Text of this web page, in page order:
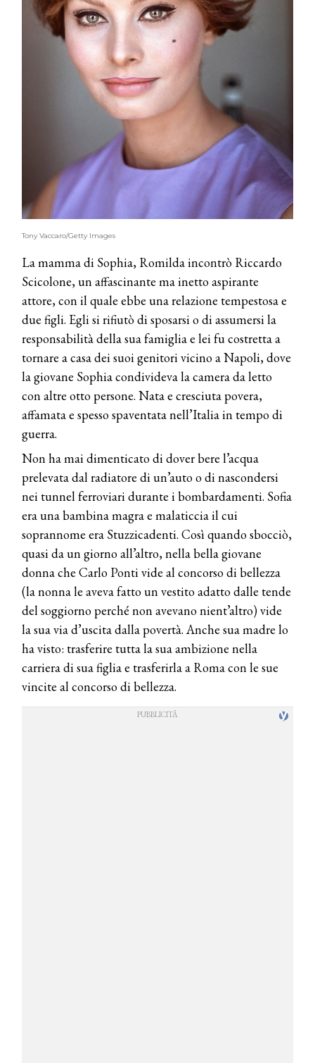
Tony Vaccaro/Getty Images
La mamma di Sophia, Romilda incontrò Riccardo
Scicolone, un affascinante ma inetto aspirante
attore, con il quale ebbe una relazione tempestosa e
due figli. Egli si rifiutò di sposarsi o di assumersi la
responsabilità della sua famiglia e lei fu costretta a
tornare a casa dei suoi genitori vicino a Napoli, dove
la giovane Sophia condivideva la camera da letto
con altre otto persone. Nata e cresciuta povera,
affamata e spesso spaventata nell’Italia in tempo di
guerra.
Non ha mai dimenticato di dover bere l’acqua
prelevata dal radiatore di un’auto o di nascondersi
nei tunnel ferroviari durante i bombardamenti. Sofia
era una bambina magra e malaticcia il cui
soprannome era Stuzzicadenti. Così quando sbocciò,
quasi da un giorno all’altro, nella bella giovane
donna che Carlo Ponti vide al concorso di bellezza
(la nonna le aveva fatto un vestito adatto dalle tende
del soggiorno perché non avevano nient’altro) vide
la sua via d’uscita dalla povertà. Anche sua madre lo
ha visto: trasferire tutta la sua ambizione nella
carriera di sua figlia e trasferirla a Roma con le sue
vincite al concorso di bellezza.